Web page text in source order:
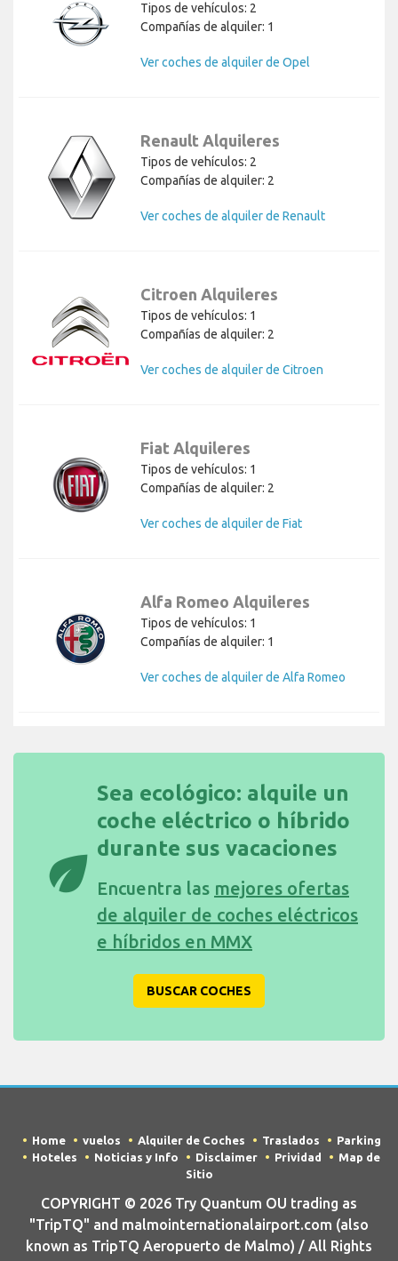
Tipos de vehículos: 2
Compañías de alquiler: 1
Ver coches de alquiler de Opel
Renault Alquileres
Tipos de vehículos: 2
Compañías de alquiler: 2
Ver coches de alquiler de Renault
Citroen Alquileres
Tipos de vehículos: 1
Compañías de alquiler: 2
Ver coches de alquiler de Citroen
Fiat Alquileres
Tipos de vehículos: 1
Compañías de alquiler: 2
Ver coches de alquiler de Fiat
Alfa Romeo Alquileres
Tipos de vehículos: 1
Compañías de alquiler: 1
Ver coches de alquiler de Alfa Romeo
eco
Sea ecológico: alquile un
coche eléctrico o híbrido
durante sus vacaciones
Encuentra las mejores ofertas
de alquiler de coches eléctricos
e híbridos en MMX
BUSCAR COCHES
Home vuelos Alquiler de Coches Traslados
Parking
Hoteles
Noticias y Info Disclaimer Prividad
Map de
Sitio
COPYRIGHT © 2026 Try Quantum OU trading as
"TripTQ" and malmointernationalairport.com (also
known as TripTQ Aeropuerto de Malmo) / All Rights